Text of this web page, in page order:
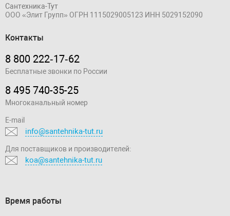
Сантехника-Тут
ООО «Элит Групп» ОГРН 1115029005123 ИНН 5029152090
Контакты
8 800 222‑17‑62
Бесплатные звонки по России
8 495 740-35-25
Многоканальный номер
E-mail
info@santehnika-tut.ru
Для поставщиков и производителей:
koa@santehnika-tut.ru
Время работы